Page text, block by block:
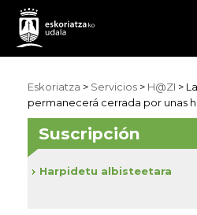
Eskoriatza > Servicios > H@ZI >
permanecerá cerrada por unas
Suscripción
Harpidetu albisteetara